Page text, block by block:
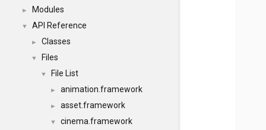
► Modules
▼ API Reference
► Classes
▼ Files
▼ File List
► animation.framework
► asset.framework
▼ cinema.framework